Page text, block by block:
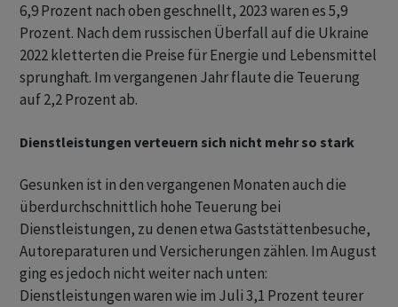
6,9 Prozent nach oben geschnellt, 2023 waren es 5,9
Prozent. Nach dem russischen Überfall auf die Ukraine
2022 kletterten die Preise für Energie und Lebensmittel
sprunghaft. Im vergangenen Jahr flaute die Teuerung
auf 2,2 Prozent ab.
Dienstleistungen verteuern sich nicht mehr so stark
Gesunken ist in den vergangenen Monaten auch die
überdurchschnittlich hohe Teuerung bei
Dienstleistungen, zu denen etwa Gaststättenbesuche,
Autoreparaturen und Versicherungen zählen. Im August
ging es jedoch nicht weiter nach unten:
Dienstleistungen waren wie im Juli 3,1 Prozent teurer